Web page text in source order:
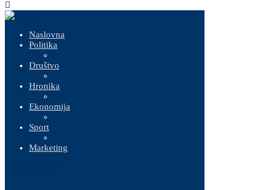
Naslovna
Politika
Društvo
Hronika
Ekonomija
Sport
Marketing